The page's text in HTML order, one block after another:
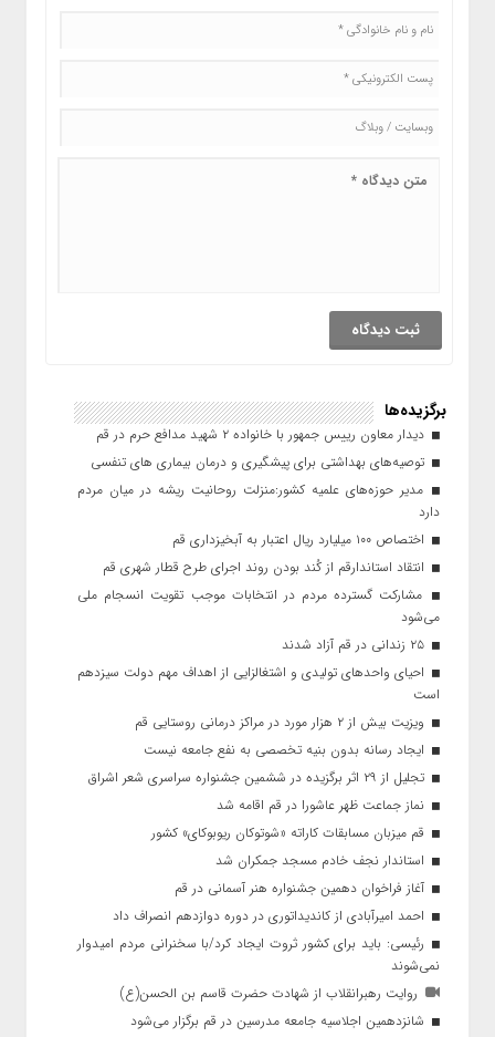
برگزیده‌ها
دیدار معاون رییس جمهور با خانواده ۲ شهید مدافع حرم در قم
توصیه‌های بهداشتی برای پیشگیری و درمان بیماری های تنفسی
مدیر حوزه‌های علمیه کشور:منزلت روحانیت ریشه در میان مردم
دارد
اختصاص ۱۰۰ میلیارد ریال اعتبار به آبخیزداری قم
انتقاد استاندارقم از کُند بودن روند اجرای طرح قطار شهری قم
مشارکت گسترده مردم در انتخابات موجب تقویت انسجام ملی
می‌شود
احیای واحدهای تولیدی و اشتغالزایی از اهداف مهم دولت سیزدهم
است
ویزیت بیش از ۲ هزار مورد در مراکز درمانی روستایی قم
ایجاد رسانه بدون بنیه تخصصی به نفع جامعه نیست
تجلیل از ۲۹ اثر برگزیده در ششمین جشنواره سراسری شعر اشراق
نماز جماعت ظهر عاشورا در قم اقامه شد
قم میزبان مسابقات کاراته «شوتوکان ریوبوکای» کشور
استاندار نجف خادم مسجد جمکران شد
آغاز فراخوان دهمین جشنواره هنر آسمانی در قم
احمد امیرآبادی از کاندیداتوری در دوره دوازدهم انصراف داد
رئیسی: باید برای کشور ثروت ایجاد کرد/با سخنرانی مردم امیدوار
نمی‌شوند
روایت رهبرانقلاب از شهادت حضرت قاسم بن الحسن(ع)
شانزدهمین اجلاسیه جامعه مدرسین در قم برگزار می‌شود